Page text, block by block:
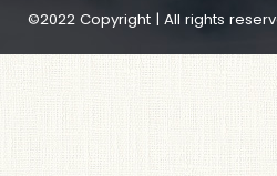
©2022 Copyright | All rights